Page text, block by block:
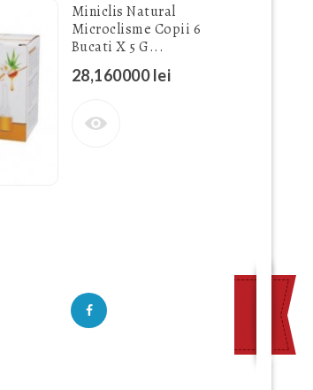
Miniclis Natural
Microclisme Copii 6
Bucati X 5 G...
28,160000 lei